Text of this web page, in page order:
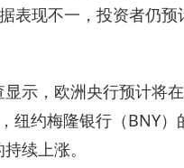
表现不一，投资者仍
示，欧洲央行预计将
纽约梅隆银行（BNY
续上涨。